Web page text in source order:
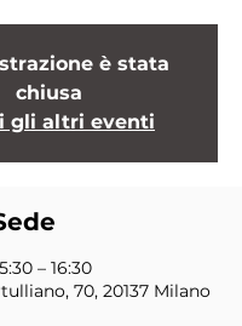
è stata
chiusa
gli altri eventi
– 16:30
70, 20137 Milano